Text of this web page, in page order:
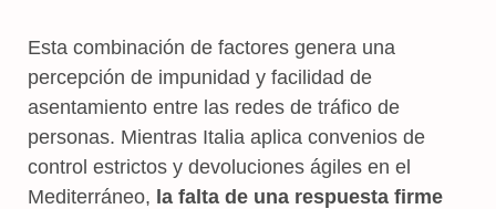
Esta combinación de factores genera una
percepción de impunidad y facilidad de
asentamiento entre las redes de tráfico de
personas. Mientras Italia aplica convenios de
control estrictos y devoluciones ágiles en el
Mediterráneo, la falta de una respuesta firme